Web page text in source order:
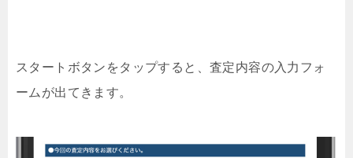
スタートボタンをタップすると、査定内容の入力フォ
ームが出てきます。